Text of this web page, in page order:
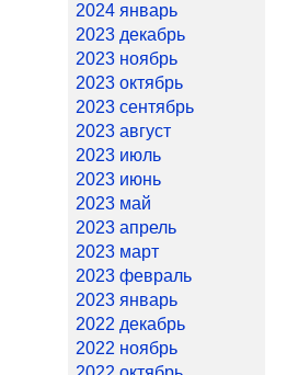
2024 январь
2023 декабрь
2023 ноябрь
2023 октябрь
2023 сентябрь
2023 август
2023 июль
2023 июнь
2023 май
2023 апрель
2023 март
2023 февраль
2023 январь
2022 декабрь
2022 ноябрь